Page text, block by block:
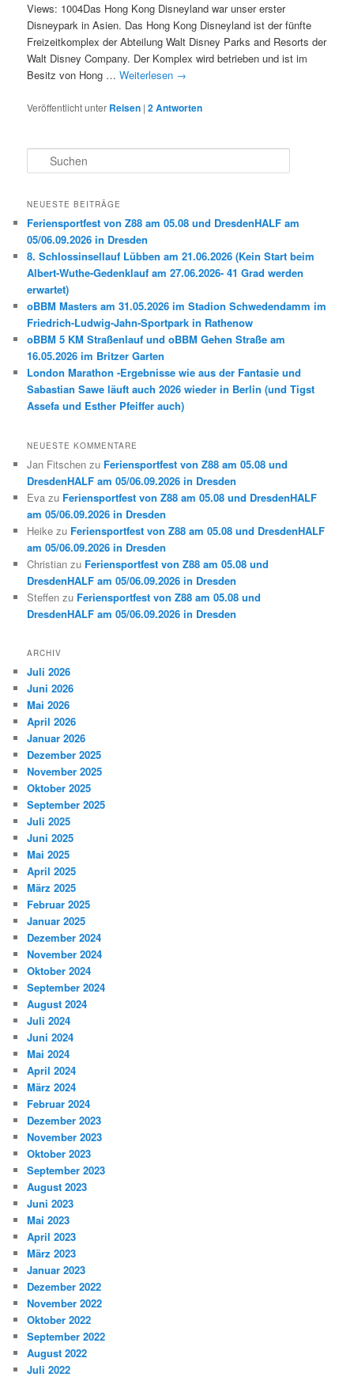
Views: 1004Das Hong Kong Disneyland war unser erster
Disneypark in Asien. Das Hong Kong Disneyland ist der fünfte
Freizeitkomplex der Abteilung Walt Disney Parks and Resorts der
Walt Disney Company. Der Komplex wird betrieben und ist im
Besitz von Hong …Weiterlesen →
Veröffentlicht unter Reisen |2Antworten
u
h
n
NEUESTE BEITRÄGE
Feriensportfest von Z88 am 05.08 und DresdenHALF am
05/06.09.2026 in Dresden
8. Schlossinsellauf Lübben am 21.06.2026 (Kein Start beim
Albert-Wuthe-Gedenklauf am 27.06.2026- 41 Grad werden
erwartet)
oBBM Masters am 31.05.2026 im Stadion Schwedendamm im
Friedrich-Ludwig-Jahn-Sportpark in Rathenow
oBBM 5 KM Straßenlauf und oBBM Gehen Straße am
16.05.2026 im Britzer Garten
London Marathon -Ergebnisse wie aus der Fantasie und
Sabastian Sawe läuft auch 2026 wieder in Berlin (und Tigst
Assefa und Esther Pfeiffer auch)
NEUESTE KOMMENTARE
Jan Fitschen zu Feriensportfest von Z88 am 05.08 und
DresdenHALF am 05/06.09.2026 in Dresden
Eva zu Feriensportfest von Z88 am 05.08 und DresdenHALF
am 05/06.09.2026 in Dresden
Heike zu Feriensportfest von Z88 am 05.08 und DresdenHALF
am 05/06.09.2026 in Dresden
Christian zu Feriensportfest von Z88 am 05.08 und
DresdenHALF am 05/06.09.2026 in Dresden
Steffen zu Feriensportfest von Z88 am 05.08 und
DresdenHALF am 05/06.09.2026 in Dresden
ARCHIV
Juli 2026
Juni 2026
Mai 2026
April 2026
Januar 2026
Dezember 2025
November 2025
Oktober 2025
September 2025
Juli 2025
Juni 2025
Mai 2025
April 2025
März 2025
Februar 2025
Januar 2025
Dezember 2024
November 2024
Oktober 2024
September 2024
August 2024
Juli 2024
Juni 2024
Mai 2024
April 2024
März 2024
Februar 2024
Dezember 2023
November 2023
Oktober 2023
September 2023
August 2023
Juni 2023
Mai 2023
April 2023
März 2023
Januar 2023
Dezember 2022
November 2022
Oktober 2022
September 2022
August 2022
Juli 2022